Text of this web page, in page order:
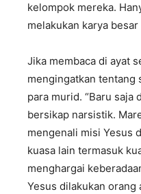
kelompok mereka.
melakukan karya
Jika membaca di ayat
mengingatkan tentang
para murid. “Baru saja
bersikap narsistik.
mengenali misi Yesus
kuasa lain termasuk
menghargai
Yesus dilakukan orang